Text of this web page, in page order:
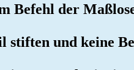
Befehl der
stiften und keine